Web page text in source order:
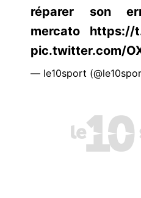
réparer son
mercato https://
pic.twitter.com/
— le10sport